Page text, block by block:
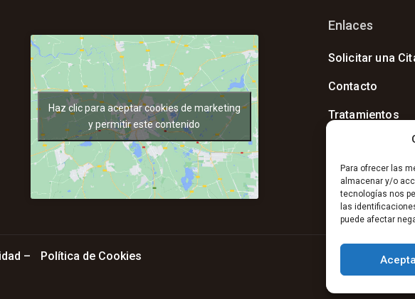
Para ofrecer las
almacenar y/o
tecnologías nos
las
puede afectar
Haz clic para aceptar cookies de marketing
y permitir este contenido
Enlaces
Solicitar una
Contacto
Tratamientos
– Política de Cookies